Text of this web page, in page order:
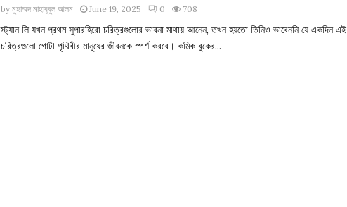
byমুহাম্মদ মাহাবুবুল আলম June 19, 2025 0 708
স্ট্যান লি যখন প্রথম সুপারহিরো চরিত্রগুলোর ভাবনা মাথায় আনেন, তখন হয়তো তিনিও ভাবেননি যে একদিন এই
চরিত্রগুলো গোটা পৃথিবীর মানুষের জীবনকে স্পর্শ করবে। কমিক বুকের...